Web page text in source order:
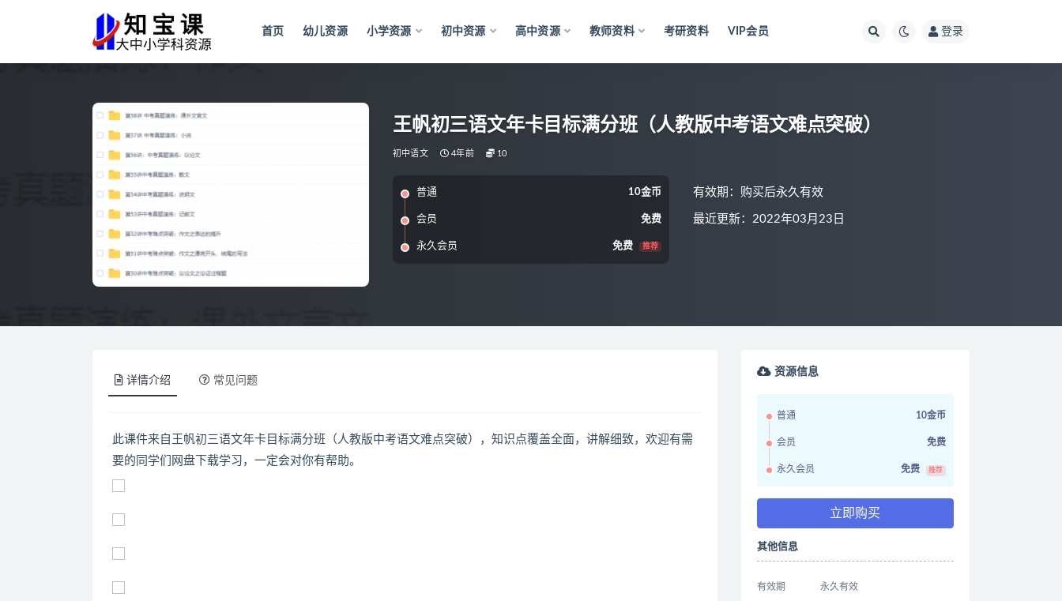
首页 幼儿资源 小学资源 初中资源 高中资源 教师资料 考研资料 VIP会员 登录
王帆初三语文年卡目标满分班（人教版中考语文难点突破）
初中语文 4年前 10
普通 10金币
会员 免费
永久会员 免费 推荐
有效期：购买后永久有效
最近更新：2022年03月23日
详情介绍 常见问题
此课件来自王帆初三语文年卡目标满分班（人教版中考语文难点突破），知识点覆盖全面，讲解细致，欢迎有需
要的同学们网盘下载学习，一定会对你有帮助。
资源信息
普通 10金币
会员 免费
永久会员 免费 推荐
立即购买
其他信息
有效期 永久有效